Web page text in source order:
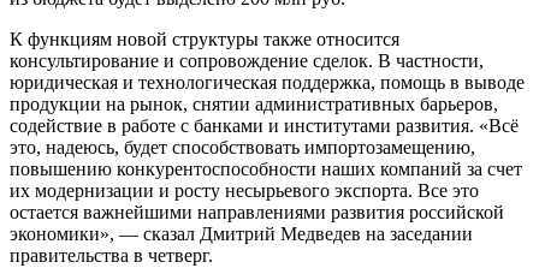
К функциям новой структуры также относится
консультирование и сопровождение сделок. В частности,
юридическая и технологическая поддержка, помощь в выводе
продукции на рынок, снятии административных барьеров,
содействие в работе с банками и институтами развития. «Всё
это, надеюсь, будет способствовать импортозамещению,
повышению конкурентоспособности наших компаний за счет
их модернизации и росту несырьевого экспорта. Все это
остается важнейшими направлениями развития российской
экономики», — сказал Дмитрий Медведев на заседании
правительства в четверг.